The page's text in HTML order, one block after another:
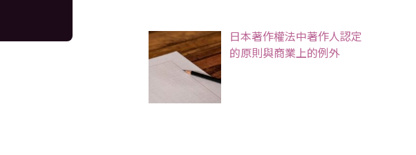
日本著作權法中著作人認定
的原則與商業上的例外